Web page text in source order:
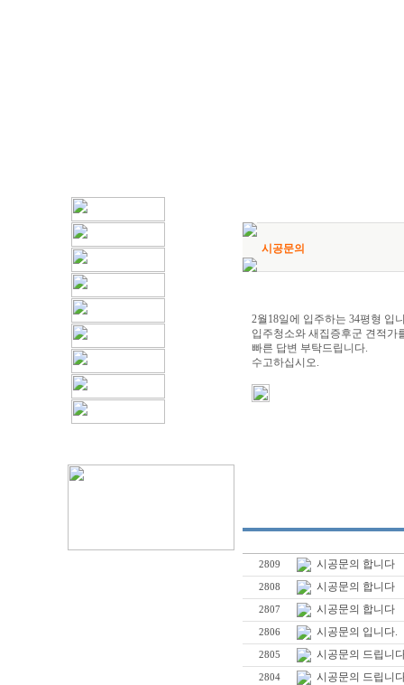
시공문의
2월18일에 입주하는 34평형 입
입주청소와 새집증후군 견적가
빠른 답변 부탁드립니다.
수고하십시오.
2809 시공문의 합니다
2808 시공문의 합니다
2807 시공문의 합니다
2806 시공문의 입니다.
2805 시공문의 드립니
2804 시공문의 드립니